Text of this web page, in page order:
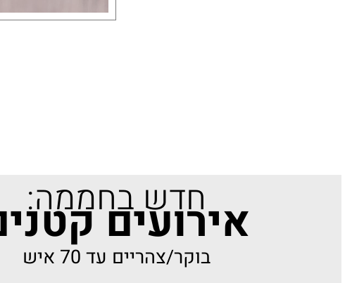
חדש בחממה:
אירועים
בוקר/צהריים עד 70 איש